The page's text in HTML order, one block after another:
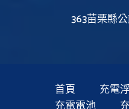
363苗栗縣
首頁 充電